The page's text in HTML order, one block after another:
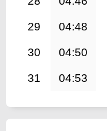
29 04:48
30 04:50
31 04:53